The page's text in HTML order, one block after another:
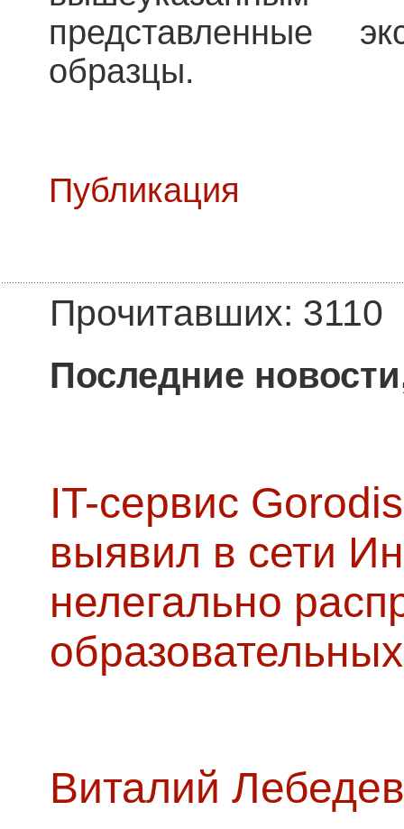
представленные
образцы.
Публикация
Прочитавших: 3110
Последние
IT-сервис
выявил в сети
нелегально
Виталий